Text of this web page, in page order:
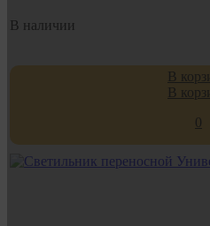
В наличии
В
В
0